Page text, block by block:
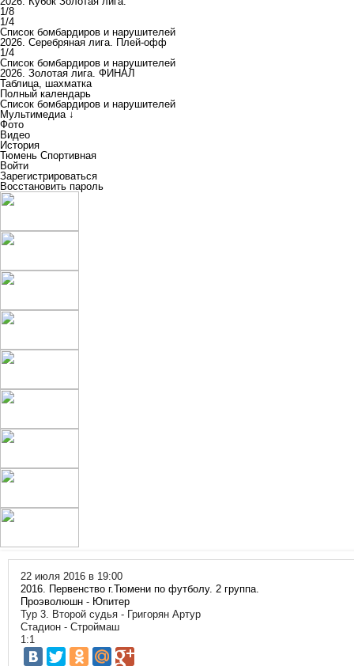
1/8
1/4
Список бомбардиров и нарушителей
2026. Серебряная лига. Плей-офф
1/4
Список бомбардиров и нарушителей
2026. Золотая лига. ФИНАЛ
Таблица, шахматка
Полный календарь
Список бомбардиров и нарушителей
Мультимедиа ↓
Фото
Видео
История
Тюмень Спортивная
Войти
Зарегистрироваться
Восстановить пароль
22 июля 2016 в 19:00
2016. Первенство г.Тюмени по футболу. 2 группа.
Проэволюшн - Юпитер
Тур 3. Второй судья - Григорян Артур
Стадион - Строймаш
1:1